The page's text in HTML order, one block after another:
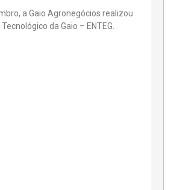
a Gaio Agronegócios realizou
da Gaio – ENTEG.